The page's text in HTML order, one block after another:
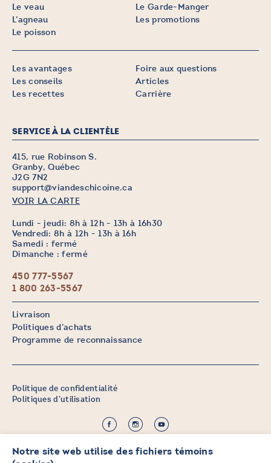
Le veau
L’agneau
Le poisson
Le Garde-Manger
Les promotions
Les avantages
Les conseils
Les recettes
Foire aux questions
Articles
Carrière
SERVICE À LA CLIENTÈLE
415, rue Robinson S.
Granby, Québec
J2G 7N2
support@viandeschicoine.ca
VOIR LA CARTE
Lundi - jeudi: 8h à 12h - 13h à 16h30
Vendredi: 8h à 12h - 13h à 16h
Samedi : fermé
Dimanche : fermé
450 777-5567
1 800 263-5567
Livraison
Politiques d’achats
Programme de reconnaissance
Crédit :Zen Branding, Design & Com.
Politique de confidentialité
Politiques d’utilisation
Notre site web utilise des fichiers témoins